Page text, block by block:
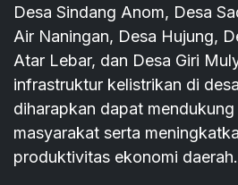
Desa Sindang Anom, Desa
Air Naningan, Desa Hujung,
Atar Lebar, dan Desa Giri
infrastruktur kelistrikan di
diharapkan dapat
masyarakat serta
produktivitas ekonomi daerah.